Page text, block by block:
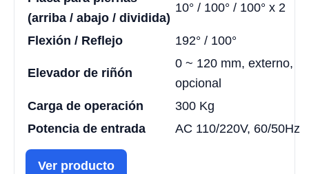
(arriba / abajo / dividida)
10° / 100° / 100° x 2
Flexión / Reflejo 192° / 100°
Elevador de riñón
0 ~ 120 mm, externo,
opcional
Carga de operación
300 Kg
Potencia de entrada
AC 110/220V, 60/50Hz
Ver producto